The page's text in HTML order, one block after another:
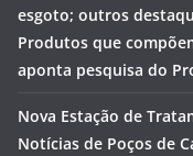
esgoto; outros
Produtos que
aponta pesquisa do
Nova Estação de
Notícias de Poços de